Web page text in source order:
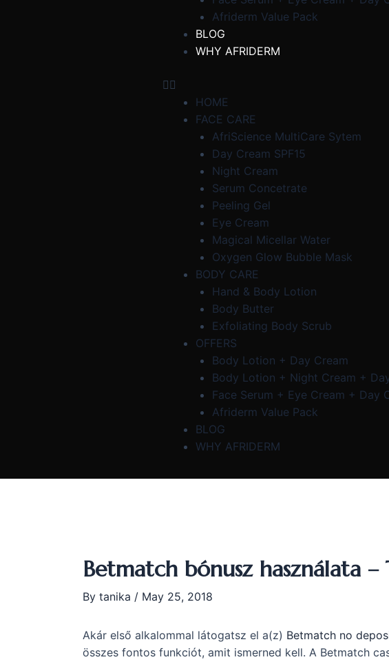
Afriderm Value Pack
BLOG
WHY AFRIDERM
HOME
FACE CARE
AfriScience MultiCare Sytem
Day Cream SPF15
Night Cream
Serum Concetrate
Peeling Gel
Eye Cream
Magical Micellar Water
Oxygen Glow Bubble Mask
BODY CARE
Hand & Body Lotion
Body Butter
Exfoliating Body Scrub
OFFERS
Body Lotion + Day Cream
Body Lotion + Night Cream +
Face Serum + Eye Cream + Day
Afriderm Value Pack
BLOG
WHY AFRIDERM
Betmatch bónusz használata
By tanika / May 25, 2018
Akár első alkalommal látogatsz el a(z) Betmatch no
összes fontos funkciót, amit ismerned kell. A Betmatch